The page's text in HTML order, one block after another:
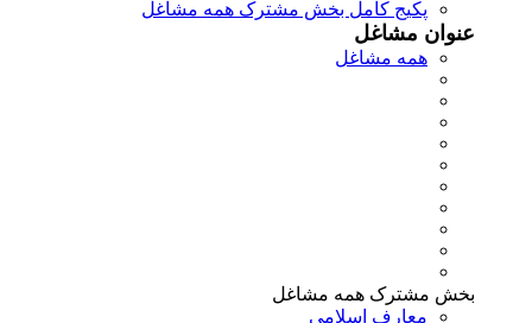
پکیج کامل بخش مشترک همه مشاغل
عنوان مشاغل
همه مشاغل
بخش مشترک همه مشاغل
معارف اسلامی